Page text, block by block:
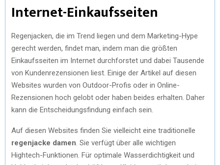
Internet-Einkaufsseiten
Regenjacken, die im Trend liegen und dem Marketing-Hype
gerecht werden, findet man, indem man die größten
Einkaufsseiten im Internet durchforstet und dabei Tausende
von Kundenrezensionen liest. Einige der Artikel auf diesen
Websites wurden von Outdoor-Profis oder in Online-
Rezensionen hoch gelobt oder haben beides erhalten. Daher
kann die Entscheidungsfindung einfach sein.
Auf diesen Websites finden Sie vielleicht eine traditionelle
regenjacke damen . Sie verfügt über alle wichtigen
Hightech-Funktionen. Für optimale Wasserdichtigkeit und